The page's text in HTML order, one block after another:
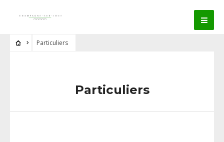
Particuliers
Particuliers